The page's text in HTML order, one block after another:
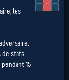
les
de stats
15